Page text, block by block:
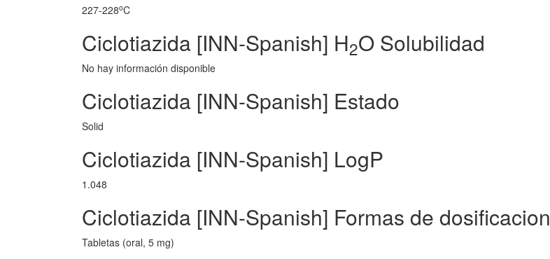
227-228oC
Ciclotiazida [INN-Spanish] H2O Solubilidad
No hay información disponible
Ciclotiazida [INN-Spanish] Estado
Solid
Ciclotiazida [INN-Spanish] LogP
1.048
Ciclotiazida [INN-Spanish] Formas de dosificacion
Tabletas (oral, 5 mg)